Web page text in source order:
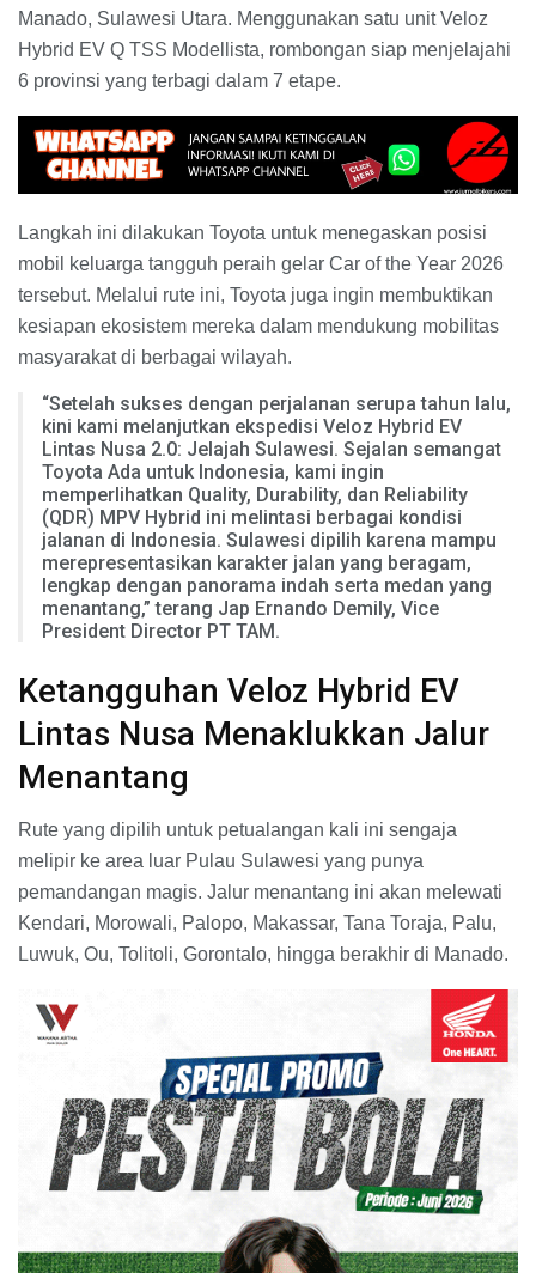
Manado, Sulawesi Utara. Menggunakan satu unit Veloz
Hybrid EV Q TSS Modellista, rombongan siap menjelajahi
6 provinsi yang terbagi dalam 7 etape.
Langkah ini dilakukan Toyota untuk menegaskan posisi
mobil keluarga tangguh peraih gelar Car of the Year 2026
tersebut. Melalui rute ini, Toyota juga ingin membuktikan
kesiapan ekosistem mereka dalam mendukung mobilitas
masyarakat di berbagai wilayah.
“Setelah sukses dengan perjalanan serupa tahun lalu,
kini kami melanjutkan ekspedisi Veloz Hybrid EV
Lintas Nusa 2.0: Jelajah Sulawesi. Sejalan semangat
Toyota Ada untuk Indonesia, kami ingin
memperlihatkan Quality, Durability, dan Reliability
(QDR) MPV Hybrid ini melintasi berbagai kondisi
jalanan di Indonesia. Sulawesi dipilih karena mampu
merepresentasikan karakter jalan yang beragam,
lengkap dengan panorama indah serta medan yang
menantang,” terang Jap Ernando Demily, Vice
President Director PT TAM.
Ketangguhan Veloz Hybrid EV
Lintas Nusa Menaklukkan Jalur
Menantang
Rute yang dipilih untuk petualangan kali ini sengaja
melipir ke area luar Pulau Sulawesi yang punya
pemandangan magis. Jalur menantang ini akan melewati
Kendari, Morowali, Palopo, Makassar, Tana Toraja, Palu,
Luwuk, Ou, Tolitoli, Gorontalo, hingga berakhir di Manado.